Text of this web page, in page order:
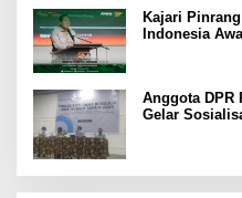
Kajari
Indonesia
Anggota DPR
Gelar